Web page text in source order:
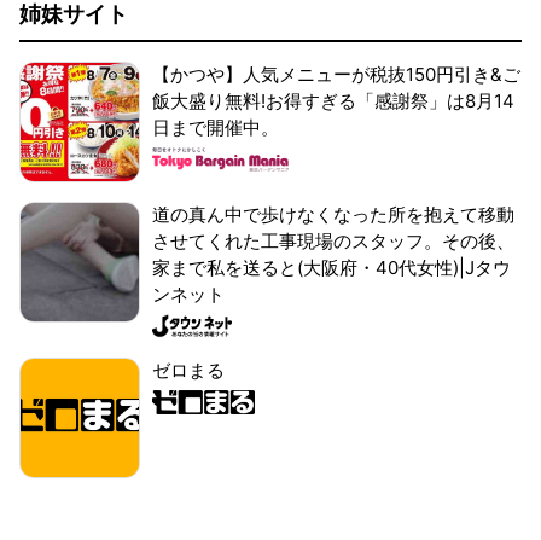
姉妹サイト
【かつや】人気メニューが税抜150円引き&ご
飯大盛り無料!お得すぎる「感謝祭」は8月14
日まで開催中。
道の真ん中で歩けなくなった所を抱えて移動
させてくれた工事現場のスタッフ。その後、
家まで私を送ると(大阪府・40代女性)|Jタウ
ンネット
ゼロまる